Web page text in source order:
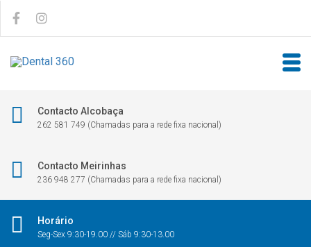
Contacto Alcobaça
262 581 749 (Chamadas para a rede fixa nacional)
Contacto Meirinhas
236 948 277 (Chamadas para a rede fixa nacional)
Horário
Seg-Sex 9:30-19.00 // Sáb 9:30-13.00